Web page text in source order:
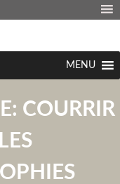
MENU
COURRIR